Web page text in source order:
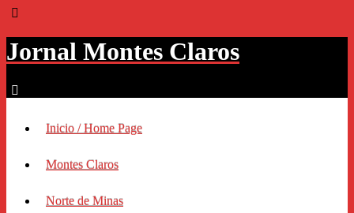
Jornal Montes Claros
Inicio / Home Page
Montes Claros
Norte de Minas